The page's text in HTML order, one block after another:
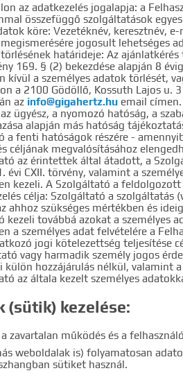
az adatkezelés jogalapja: a
összefüggő szolgáltatások
köre: Vezetéknév, keresztnév,
jogosult lehetséges
határideje: Az
169. § (2) bekezdése alapján 8
kívül a személyes adatok törlését,
a 2100 Gödöllő, Kossuth Lajos u.
az info@gigahertz.hu email címen.
ügyész, a nyomozó hatóság, a
alapján más hatóság
a fenti hatóságok részére -
céljának megvalósításához
az érintettek által átadott, a
évi CXII. törvény, valamint a
kezeli. A Szolgáltató a
célja: Szolgáltató a szolgáltatás
ahhoz szükséges mértékben és
kezeli továbbá azokat a személyes
a személyes adat felvételére a
jogi kötelezettség teljesítése
vagy harmadik személy jogos
külön hozzájárulás nélkül, valamint
az általa kezelt személyes
(sütik) kezelése:
zavartalan működés és a
weboldalak is) folyamatosan
sütiket használ.